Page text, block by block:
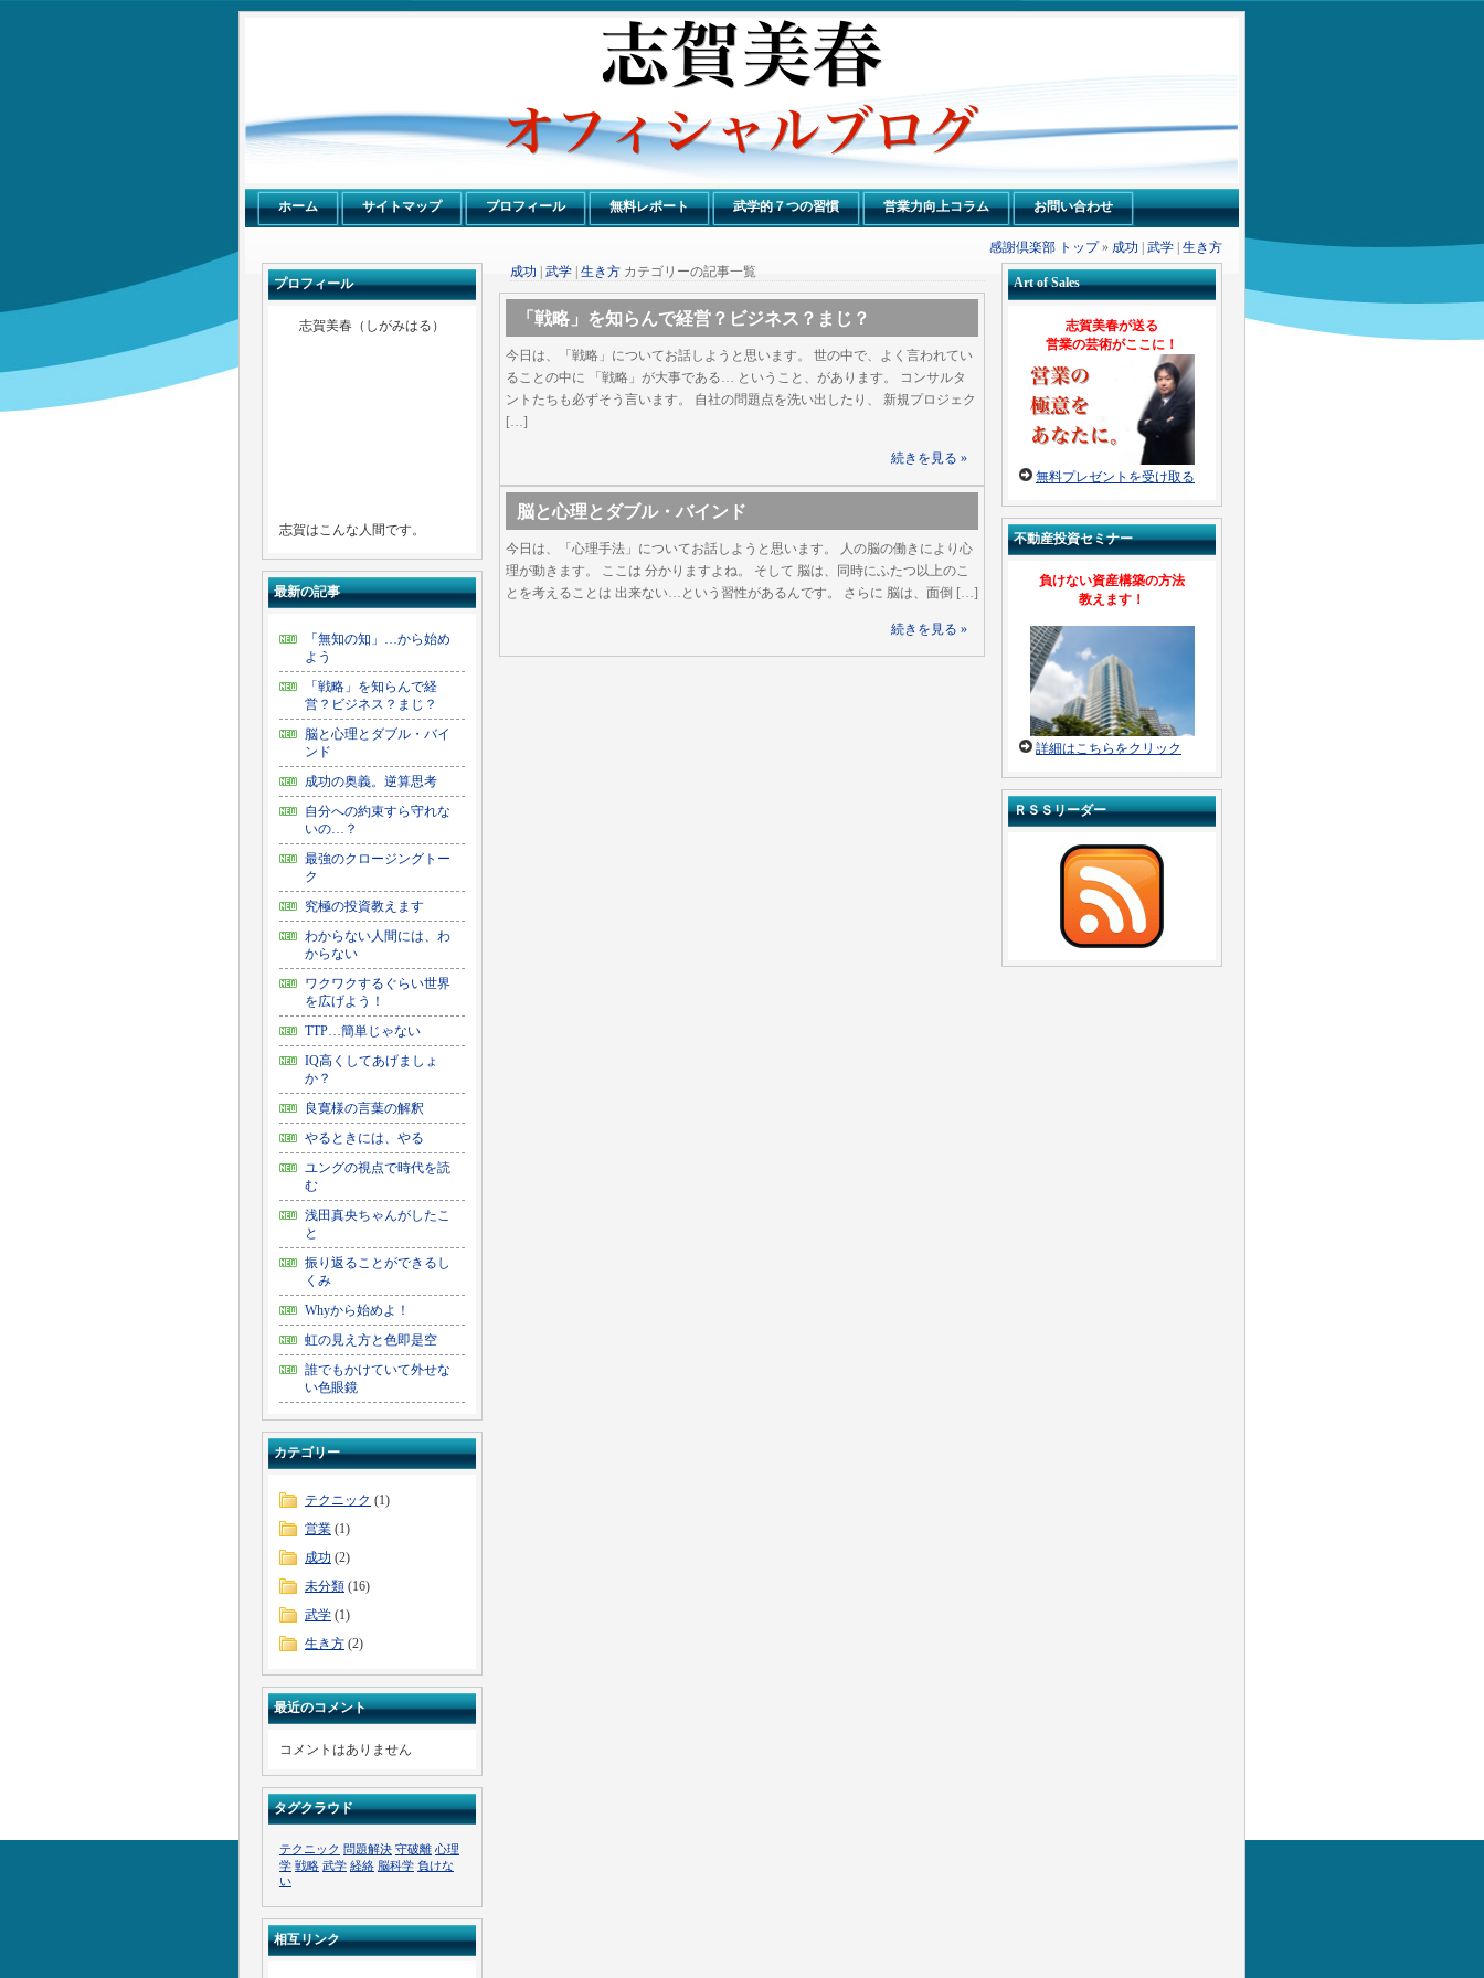
Just another WordPress site
ホーム サイトマップ プロフィール 無料レポート 武学的７つの習慣 営業力向上コラム お問い合わせ
感謝倶楽部 トップ» 成功 武学 生き方
成功
武学 生き方 カテゴリーの記事一覧
「戦略」を知らんで経営？ビジネス？まじ？
今日は、「戦略」についてお話しようと思います。 世の中で、よく言われてい
ることの中に 「戦略」が大事である… ということ、があります。 コンサルタ
ントたちも必ずそう言います。 自社の問題点を洗い出したり、 新規プロジェク
[…]
続きを見る »
脳と心理とダブル・バインド
今日は、「心理手法」についてお話しようと思います。 人の脳の働きにより心
理が動きます。 ここは 分かりますよね。 そして 脳は、同時にふたつ以上のこ
とを考えることは 出来ない…という習性があるんです。 さらに 脳は、面倒 […]
続きを見る »
Art of Sales
志賀美春が送る
営業の芸術がここに！
無料プレゼントを受け取る
不動産投資セミナー
負けない資産構築の方法
教えます！
詳細はこちらをクリック
ＲＳＳリーダー
プロフィール
志賀美春（しがみはる）
志賀はこんな人間です。
最新の記事
「無知の知」…から始め
よう
「戦略」を知らんで経
営？ビジネス？まじ？
脳と心理とダブル・バイ
ンド
成功の奥義。逆算思考
自分への約束すら守れな
いの…？
最強のクロージングトー
ク
究極の投資教えます
わからない人間には、わ
からない
ワクワクするぐらい世界
を広げよう！
TTP…簡単じゃない
IQ高くしてあげましょ
か？
良寛様の言葉の解釈
やるときには、やる
ユングの視点で時代を読
む
浅田真央ちゃんがしたこ
と
振り返ることができるし
くみ
Whyから始めよ！
虹の見え方と色即是空
誰でもかけていて外せな
い色眼鏡
カテゴリー
テクニック (1)
営業 (1)
成功 (2)
未分類 (16)
武学 (1)
生き方 (2)
最近のコメント
コメントはありません
タグクラウド
テクニック 問題解決 守破離 心理
学 戦略 武学 経絡 脳科学 負けな
い
相互リンク